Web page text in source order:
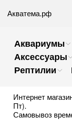
Акватема.рф
Аквариумы
Аксессуары
Рептилии
Интернет
Пт).
Самовывоз